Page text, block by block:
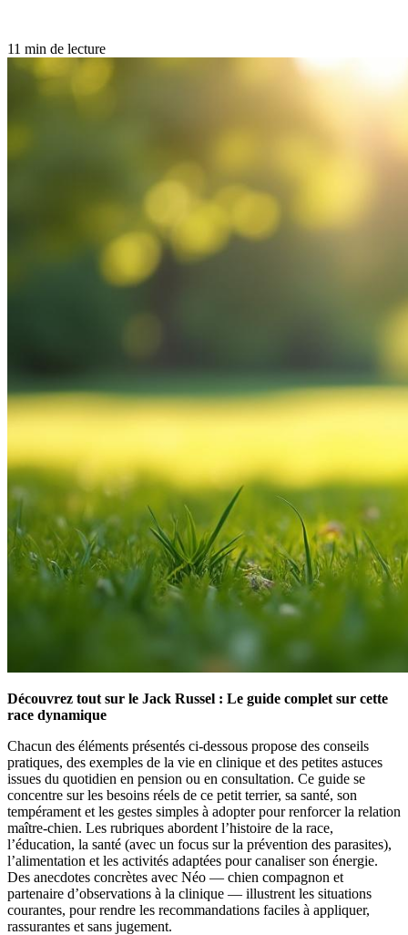
11 min de lecture
Découvrez tout sur le Jack Russel : Le guide complet sur cette
race dynamique
Chacun des éléments présentés ci-dessous propose des conseils
pratiques, des exemples de la vie en clinique et des petites astuces
issues du quotidien en pension ou en consultation. Ce guide se
concentre sur les besoins réels de ce petit terrier, sa santé, son
tempérament et les gestes simples à adopter pour renforcer la relation
maître-chien. Les rubriques abordent l’histoire de la race,
l’éducation, la santé (avec un focus sur la prévention des parasites),
l’alimentation et les activités adaptées pour canaliser son énergie.
Des anecdotes concrètes avec Néo — chien compagnon et
partenaire d’observations à la clinique — illustrent les situations
courantes, pour rendre les recommandations faciles à appliquer,
rassurantes et sans jugement.